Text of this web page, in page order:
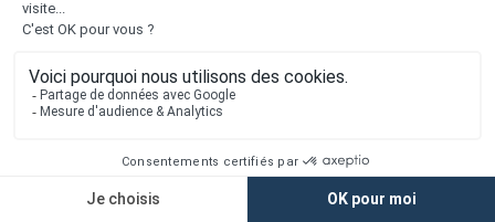
Quant auxfrais de notaire
Lorsque vous vous tournez vers une maison existante, il sera
nécessaire de faire des travaux de rénovation. Ceux-ci sont
souvent coûteux et doivent être ajoutés au prix de l'achat